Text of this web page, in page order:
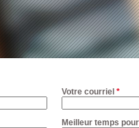
Votre courriel *
Meilleur temps